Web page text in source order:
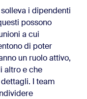
i dipendenti
possono
a cui
di poter
un ruolo attivo,
altro e che
I team